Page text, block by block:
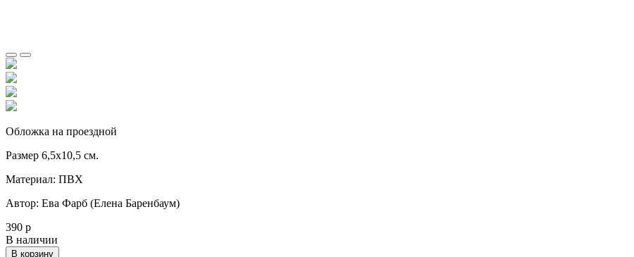
Обложка на проездной
Размер 6,5х10,5 см.
Материал: ПВХ
Автор: Ева Фарб (Елена Баренбаум)
390 р
В наличии
В корзину